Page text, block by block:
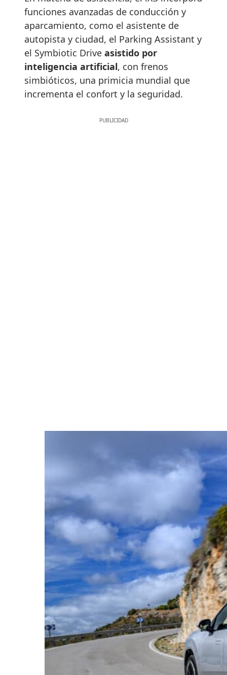
funciones avanzadas de conducción y
aparcamiento, como el asistente de
autopista y ciudad, el Parking Assistant y
el Symbiotic Drive asistido por
inteligencia artificial, con frenos
simbióticos, una primicia mundial que
incrementa el confort y la seguridad.